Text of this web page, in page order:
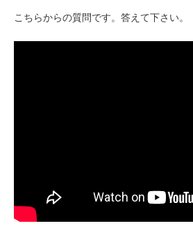
こちらからの質問です。答えて下さい。